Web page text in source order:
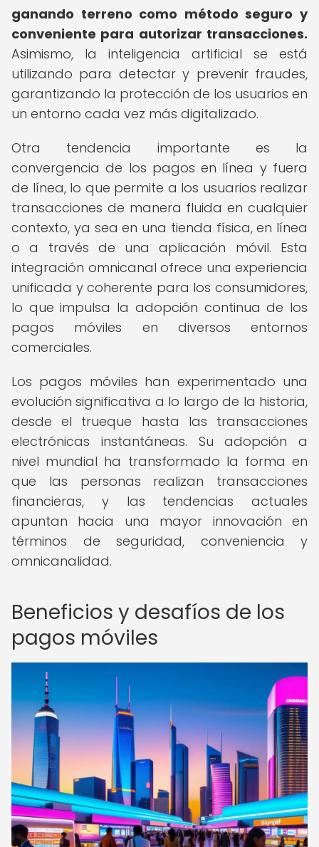
ganando terreno como método seguro y
conveniente para autorizar transacciones.
Asimismo, la inteligencia artificial se está
utilizando para detectar y prevenir fraudes,
garantizando la protección de los usuarios en
un entorno cada vez más digitalizado.
Otra tendencia importante es la
convergencia de los pagos en línea y fuera
de línea, lo que permite a los usuarios realizar
transacciones de manera fluida en cualquier
contexto, ya sea en una tienda física, en línea
o a través de una aplicación móvil. Esta
integración omnicanal ofrece una experiencia
unificada y coherente para los consumidores,
lo que impulsa la adopción continua de los
pagos móviles en diversos entornos
comerciales.
Los pagos móviles han experimentado una
evolución significativa a lo largo de la historia,
desde el trueque hasta las transacciones
electrónicas instantáneas. Su adopción a
nivel mundial ha transformado la forma en
que las personas realizan transacciones
financieras, y las tendencias actuales
apuntan hacia una mayor innovación en
términos de seguridad, conveniencia y
omnicanalidad.
Beneficios y desafíos de los
pagos móviles